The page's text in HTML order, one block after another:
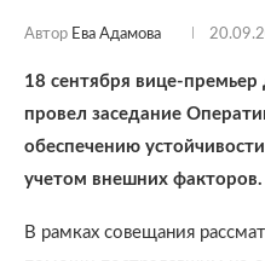
Автор Ева Адамова
18 сентября вице-премьер
провел заседание
обеспечению
учетом внешних факторов.
В рамках совещания